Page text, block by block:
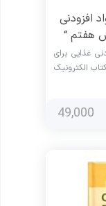
افزودنی
هفتم “
غذایی برای
الکترونیک
49,000